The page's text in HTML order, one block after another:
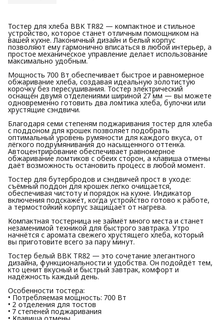
Тостер для хлеба BBK TR82 — компактное и стильное
устройство, которое станет отличным помощником на
вашей кухне. Лаконичный дизайн и белый корпус
позволяют ему гармонично вписаться в любой интерьер, а
простое механическое управление делает использование
максимально удобным.
Мощность 700 Вт обеспечивает быстрое и равномерное
обжаривание хлеба, создавая идеальную золотистую
корочку без пересушивания. Тостер электрический
оснащён двумя отделениями шириной 27 мм — вы можете
одновременно готовить два ломтика хлеба, булочки или
хрустящие сэндвичи.
Благодаря семи степеням поджаривания тостер для хлеба
с поддоном для крошек позволяет подобрать
оптимальный уровень румяности для каждого вкуса, от
лёгкого подрумянивания до насыщенного оттенка.
Автоцентрирование обеспечивает равномерное
обжаривание ломтиков с обеих сторон, а клавиша отмены
даёт возможность остановить процесс в любой момент.
Тостер для бутербродов и сэндвичей прост в уходе:
съёмный поддон для крошек легко очищается,
обеспечивая чистоту и порядок на кухне. Индикатор
включения подскажет, когда устройство готово к работе,
а термостойкий корпус защищает от нагрева.
Компактная тостерница не займёт много места и станет
незаменимой техникой для быстрого завтрака. Утро
начнётся с аромата свежего хрустящего хлеба, который
вы приготовите всего за пару минут.
Тостер белый BBK TR82 — это сочетание элегантного
дизайна, функциональности и удобства. Он подойдёт тем,
кто ценит вкусный и быстрый завтрак, комфорт и
надёжность каждый день.
Особенности тостера:
• Потребляемая мощность: 700 Вт
• 2 отделения для тостов
• 7 степеней поджаривания